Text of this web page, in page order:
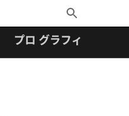
Toggle
Search
プロ グラフィックス